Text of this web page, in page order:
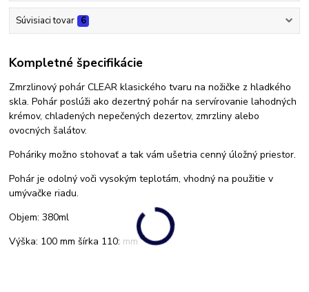
Súvisiaci tovar 6
Kompletné špecifikácie
Zmrzlinový pohár CLEAR klasického tvaru na nožičke z hladkého
skla. Pohár poslúži ako dezertný pohár na servírovanie lahodných
krémov, chladených nepečených dezertov, zmrzliny alebo
ovocných šalátov.
Poháriky možno stohovať a tak vám ušetria cenný úložný priestor.
Pohár je odolný voči vysokým teplotám, vhodný na použitie v
umývačke riadu.
Objem: 380ml
Výška: 100 mm šírka 110: mm